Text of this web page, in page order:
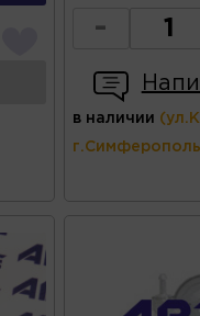
-
в наличии